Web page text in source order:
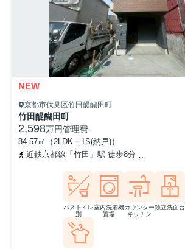
NEW
京都市伏見区竹田醍醐田町
竹田醍醐田町
2,598万円管理費-
84.57㎡（2LDK＋1S(納戸)）
近鉄京都線「竹田」駅 徒歩8分
バストイレ
別
室内洗濯機
置場
カウンター
キッチン
独立洗面台